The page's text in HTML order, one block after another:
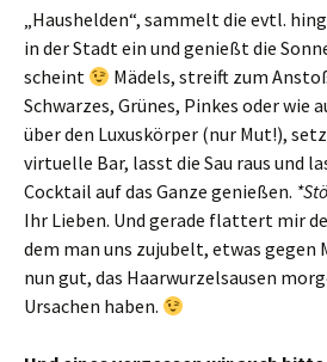
„Haushelden“, sammelt die evtl.
in der Stadt ein und genießt die
scheint
Mädels, streift zum
Schwarzes, Grünes, Pinkes oder wie
über den Luxuskörper (nur Mut!),
virtuelle Bar, lasst die Sau raus und
Cocktail auf das Ganze genießen.
Ihr Lieben. Und gerade flattert mir
dem man uns zujubelt, etwas gegen
nun gut, das Haarwurzelsausen
Ursachen haben.